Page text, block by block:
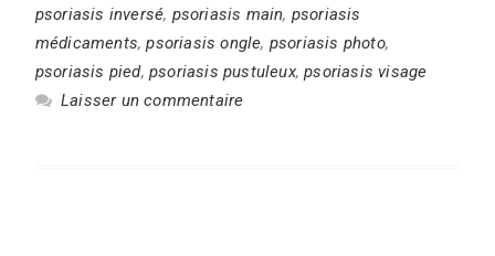
psoriasis inversé, psoriasis main, psoriasis
médicaments,psoriasis ongle, psoriasis photo,
psoriasis pied, psoriasis pustuleux,psoriasis visage
Laisser un commentaire